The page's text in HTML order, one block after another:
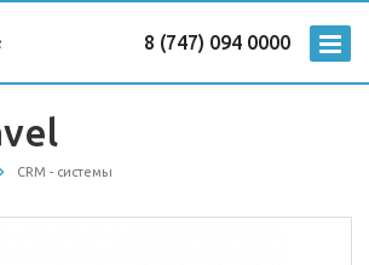
8 (747) 094 0000
CRM - системы